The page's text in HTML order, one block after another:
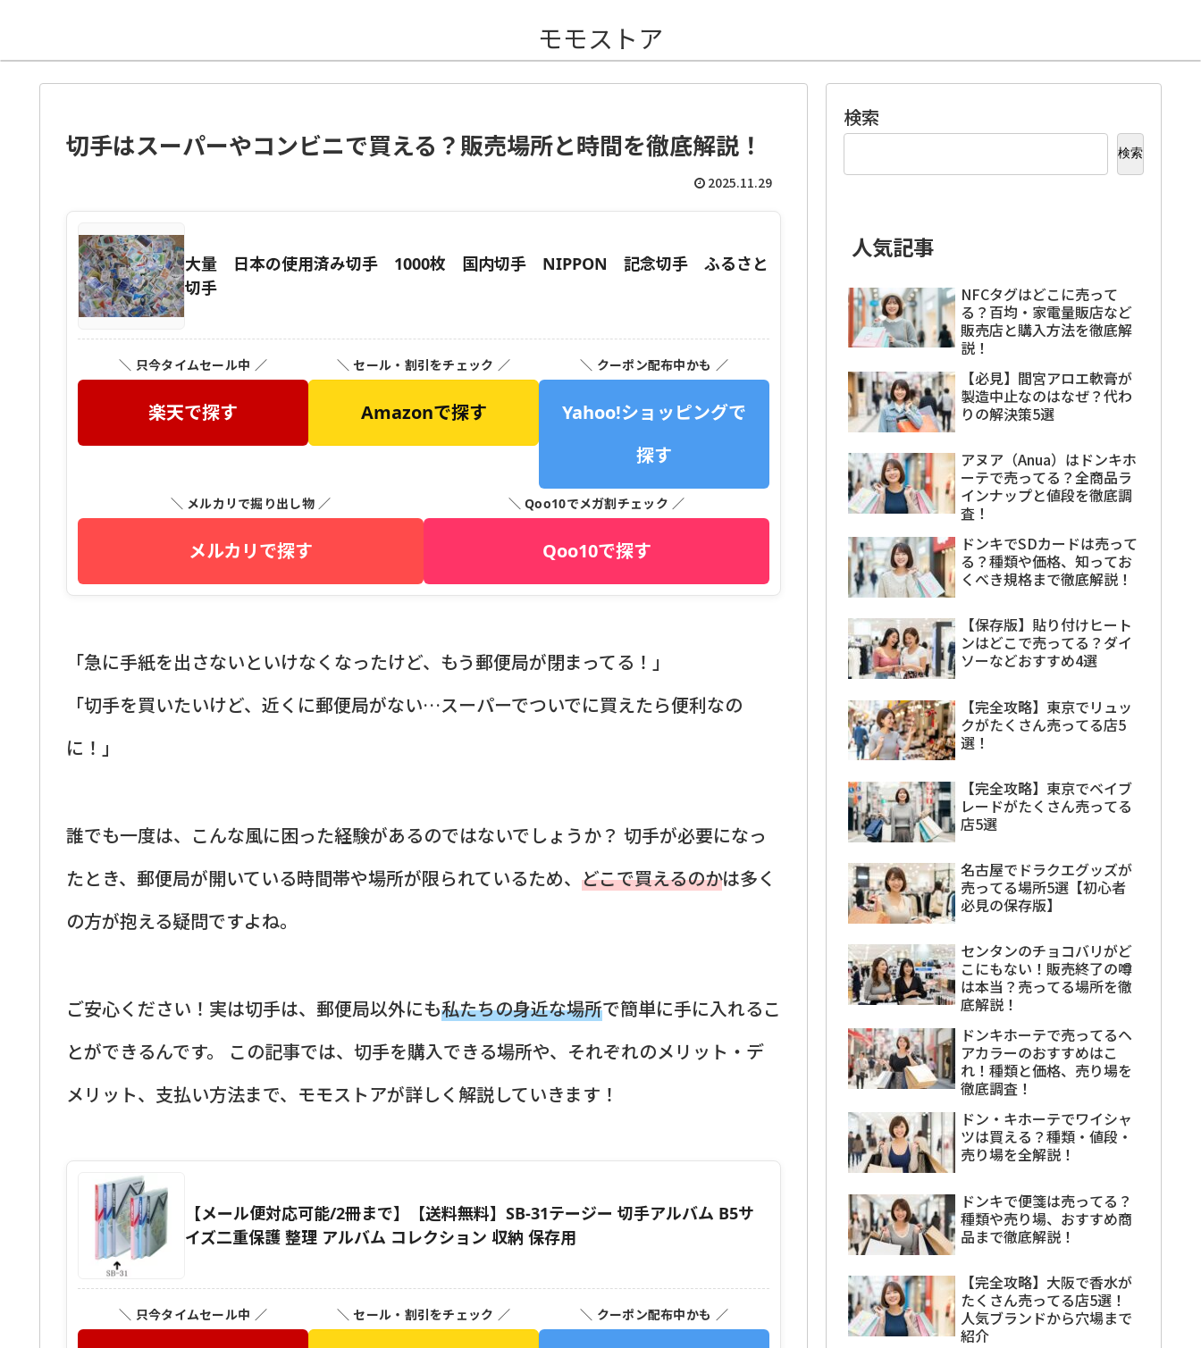
モモストア
切手はスーパーやコンビニで買える？販売場所と時間を徹底解説！
2025.11.29
大量 日本の使用済み切手 1000枚 国内切手 NIPPON 記念切手 ふるさと
切手
＼ 只今タイムセール中 ／
楽天で探す
＼ セール・割引をチェック ／
Amazonで探す
＼ クーポン配布中かも ／
Yahoo!ショッピングで
探す
＼ メルカリで掘り出し物 ／
メルカリで探す
＼ Qoo10でメガ割チェック ／
Qoo10で探す
「急に手紙を出さないといけなくなったけど、もう郵便局が閉まってる！」
「切手を買いたいけど、近くに郵便局がない…スーパーでついでに買えたら便利なの
に！」
誰でも一度は、こんな風に困った経験があるのではないでしょうか？ 切手が必要になっ
たとき、郵便局が開いている時間帯や場所が限られているため、 どこで買えるのかは多く
の方が抱える疑問ですよね。
ご安心ください！実は切手は、郵便局以外にも私たちの身近な場所で簡単に手に入れるこ
とができるんです。 この記事では、切手を購入できる場所や、それぞれのメリット・デ
メリット、支払い方法まで、モモストアが詳しく解説していきます！
【メール便対応可能/2冊まで】【送料無料】SB-31テージー 切手アルバム B5サ
イズ二重保護 整理 アルバム コレクション 収納 保存用
＼ 只今タイムセール中 ／ ＼ セール・割引をチェック ／ ＼ クーポン配布中かも ／
検索
検索
人気記事
NFCタグはどこに売って
る？百均・家電量販店など
販売店と購入方法を徹底解
説！
【必見】間宮アロエ軟膏が
製造中止なのはなぜ？代わ
りの解決策5選
アヌア（Anua）はドンキホ
ーテで売ってる？全商品ラ
インナップと値段を徹底調
査！
ドンキでSDカードは売って
る？種類や価格、知ってお
くべき規格まで徹底解説！
【保存版】貼り付けヒート
ンはどこで売ってる？ダイ
ソーなどおすすめ4選
【完全攻略】東京でリュッ
クがたくさん売ってる店5
選！
【完全攻略】東京でベイブ
レードがたくさん売ってる
店5選
名古屋でドラクエグッズが
売ってる場所5選【初心者
必見の保存版】
センタンのチョコバリがど
こにもない！販売終了の噂
は本当？売ってる場所を徹
底解説！
ドンキホーテで売ってるヘ
アカラーのおすすめはこ
れ！種類と価格、売り場を
徹底調査！
ドン・キホーテでワイシャ
ツは買える？種類・値段・
売り場を全解説！
ドンキで便箋は売ってる？
種類や売り場、おすすめ商
品まで徹底解説！
【完全攻略】大阪で香水が
たくさん売ってる店5選！
人気ブランドから穴場まで
紹介